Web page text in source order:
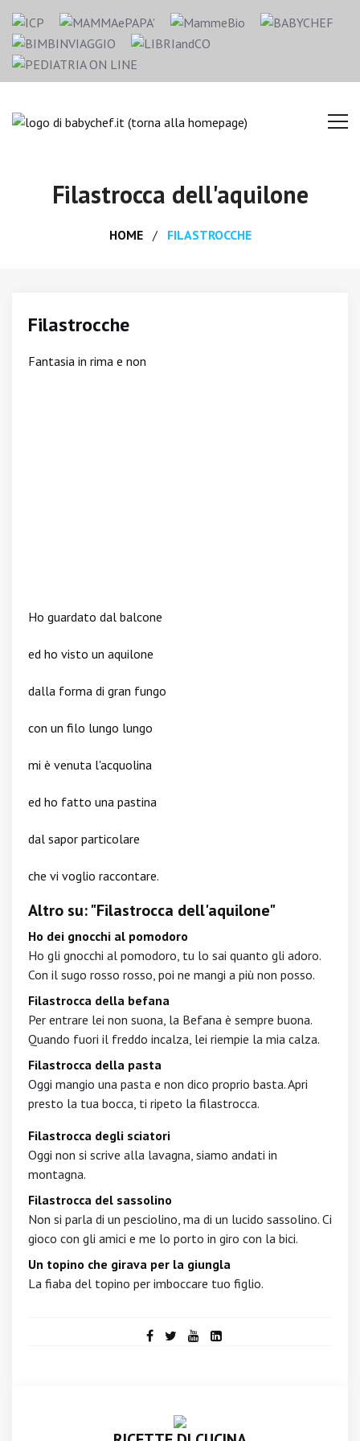
Filastrocca dell'aquilone
HOME FILASTROCCHE
Filastrocche
Fantasia in rima e non
Ho guardato dal balcone
ed ho visto un aquilone
dalla forma di gran fungo
con un filo lungo lungo
mi è venuta l'acquolina
ed ho fatto una pastina
dal sapor particolare
che vi voglio raccontare.
Altro su: "Filastrocca dell'aquilone"
Ho dei gnocchi al pomodoro
Ho gli gnocchi al pomodoro, tu lo sai quanto gli adoro.
Con il sugo rosso rosso, poi ne mangi a più non posso.
Filastrocca della befana
Per entrare lei non suona, la Befana è sempre buona.
Quando fuori il freddo incalza, lei riempie la mia calza.
Filastrocca della pasta
Oggi mangio una pasta e non dico proprio basta. Apri
presto la tua bocca, ti ripeto la filastrocca.
Filastrocca degli sciatori
Oggi non si scrive alla lavagna, siamo andati in
montagna.
Filastrocca del sassolino
Non si parla di un pesciolino, ma di un lucido sassolino. Ci
gioco con gli amici e me lo porto in giro con la bici.
Un topino che girava per la giungla
La fiaba del topino per imboccare tuo figlio.